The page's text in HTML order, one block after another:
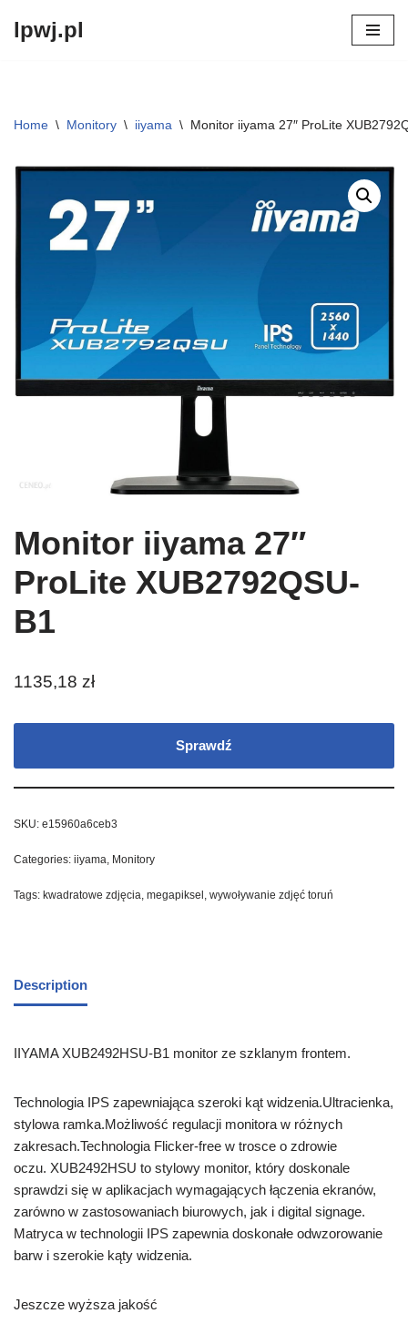
lpwj.pl
Home \ Monitory \ iiyama \ Monitor iiyama 27″ ProLite
Monitor iiyama 27″
ProLite XUB2792QSU-
B1
1135,18 zł
Sprawdź
SKU: e15960a6ceb3
Categories: iiyama, Monitory
Tags: kwadratowe zdjęcia, megapiksel, wywoływanie zdjęć toruń
Description
IIYAMA XUB2492HSU-B1 monitor ze szklanym frontem.
Technologia IPS zapewniająca szeroki kąt widzenia.Ultracienka,
stylowa ramka.Możliwość regulacji monitora w różnych
zakresach.Technologia Flicker-free w trosce o zdrowie
oczu. XUB2492HSU to stylowy monitor, który doskonale
sprawdzi się w aplikacjach wymagających łączenia ekranów,
zarówno w zastosowaniach biurowych, jak i digital signage.
Matryca w technologii IPS zapewnia doskonałe odwzorowanie
barw i szerokie kąty widzenia.
Jeszcze wyższa jakość